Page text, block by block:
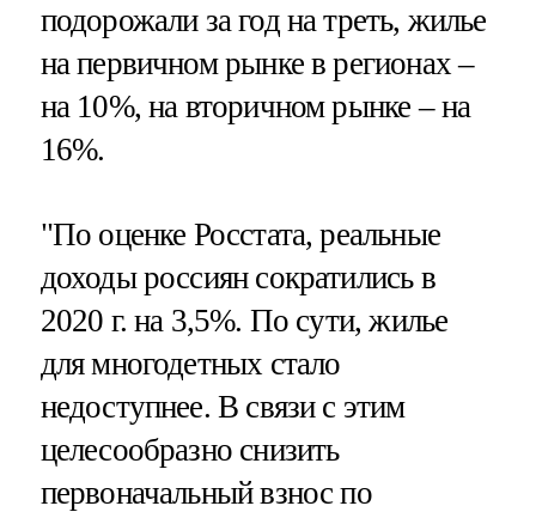
подорожали за год на треть, жилье
на первичном рынке в регионах –
на 10%, на вторичном рынке – на
16%.
"По оценке Росстата, реальные
доходы россиян сократились в
2020 г. на 3,5%. По сути, жилье
для многодетных стало
недоступнее. В связи с этим
целесообразно снизить
первоначальный взнос по